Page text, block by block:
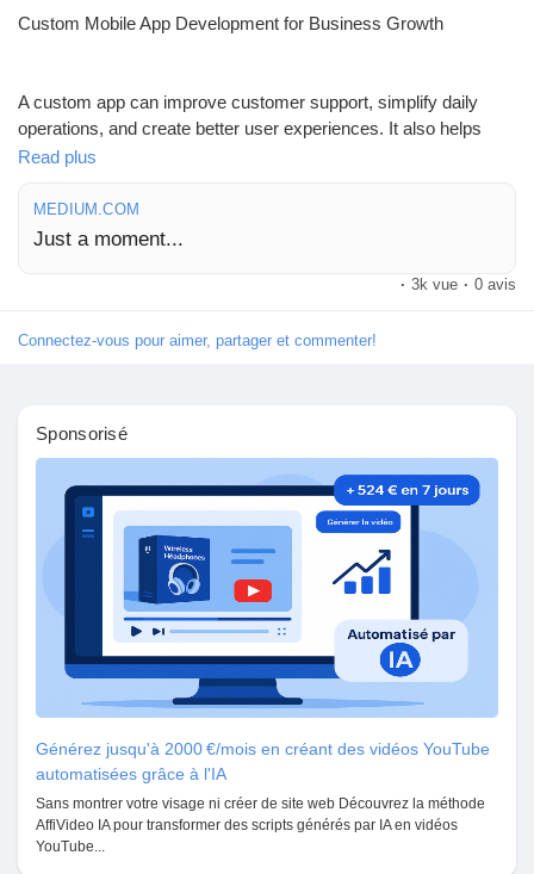
Découvrir Groupes
Mes groupes
Articles populaires
Découvrir les articles
Financement
Mon financement
Offres
Custom Mobile App Development for Business Growth
A custom app can improve customer support, simplify daily
operations, and create better user experiences. It also helps
brands stay connected with users through mobile devices and
respond faster to customer needs. Many companies choose
custom mobile app development services to support business
growth and changing market demands. This blog explains key
mobile apps help businesses grow with long-term value.
• Faster task management
#CustomMobileAppDevelopmentServices
https://medium.com/@shiv_tech/how-custom-mobile-app-
development-solves-business-problems-90bc74c78106
Read plus
MEDIUM.COM
Just a moment...
· 3k vue · 0 avis
Connectez-vous pour aimer, partager et commenter!
Sponsorisé
Générez jusqu'à 2000 €/mois en créant des vidéos YouTube
automatisées grâce à l'IA
Sans montrer votre visage ni créer de site web Découvrez la méthode
AffiVideo IA pour transformer des scripts générés par IA en vidéos
YouTube...